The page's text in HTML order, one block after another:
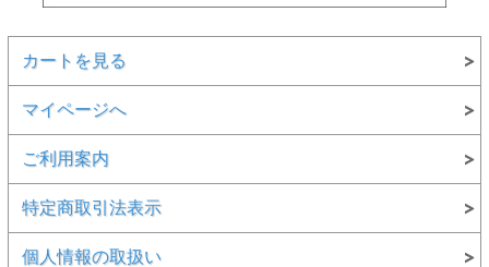
カートを見る
マイページへ
ご利用案内
特定商取引法表示
個人情報の取扱い